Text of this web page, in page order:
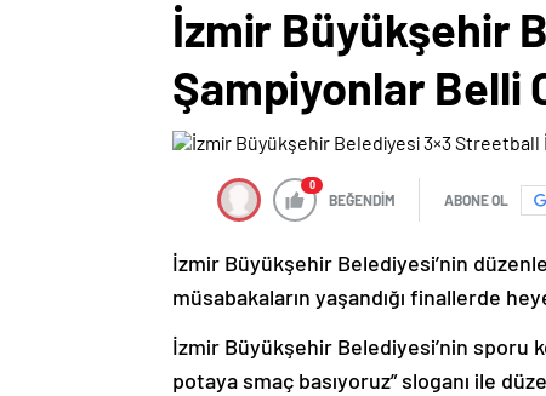
İzmir Büyükşehir
Şampiyonlar Belli
0
BEĞENDİM ABONE OL
İzmir Büyükşehir Belediyesi’nin
müsabakaların yaşandığı finallerde
İzmir Büyükşehir Belediyesi’nin sporu
potaya smaç basıyoruz” sloganı ile